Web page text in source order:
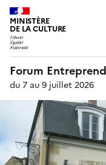
MINISTÈRE
DE LA CULTURE
Forum
du 7 au 9 juillet 2026